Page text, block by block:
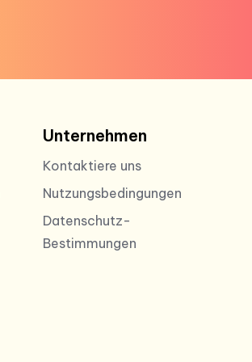
Unternehmen
Kontaktiere uns
Nutzungsbedingungen
Datenschutz-
Bestimmungen